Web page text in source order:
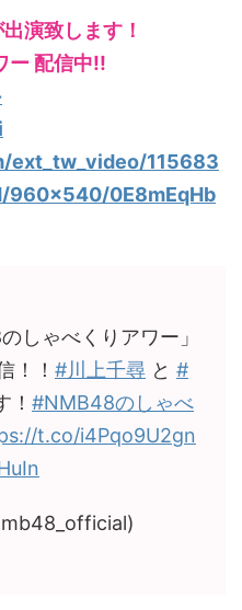
演致します！
ー 配信中!!
115683
0E8mEqHb
しゃべくりアワー」
！！ #川上千尋 と #
！ #NMB48のしゃべ
t.co/i4Pqo9U2gn